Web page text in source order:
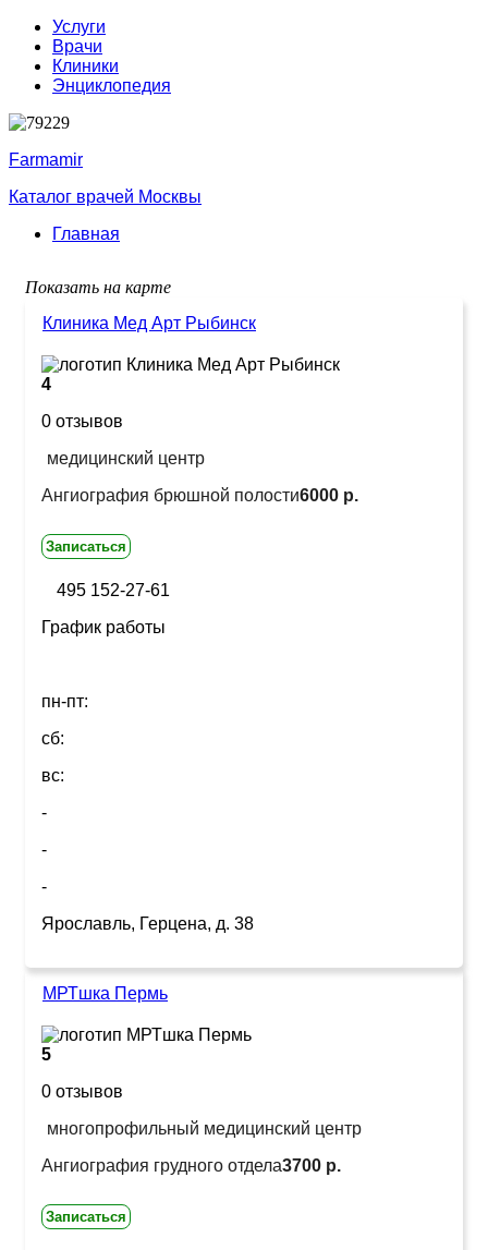
Услуги
Врачи
Клиники
Энциклопедия
Farmamir
Каталог врачей Москвы
Главная
Показать на карте
Клиника Мед Арт Рыбинск
4
0 отзывов
медицинский центр
Ангиография брюшной полости6000 р.
Записаться
495 152-27-61
График работы
пн-пт:
сб:
вс:
-
-
-
Ярославль, Герцена, д. 38
МРТшка Пермь
5
0 отзывов
многопрофильный медицинский центр
Ангиография грудного отдела3700 р.
Записаться